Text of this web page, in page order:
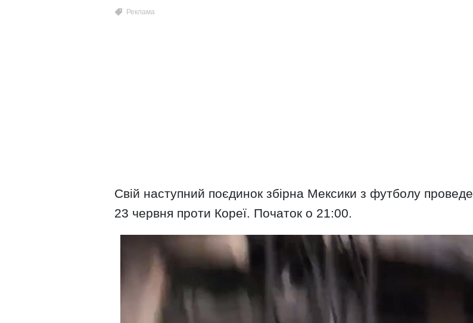
Свій наступний поєдинок збірна Мексики з футболу проведе
23 червня проти Кореї. Початок о 21:00.